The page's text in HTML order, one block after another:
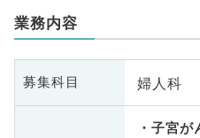
業務内容
募集科目 婦人科
子宮が